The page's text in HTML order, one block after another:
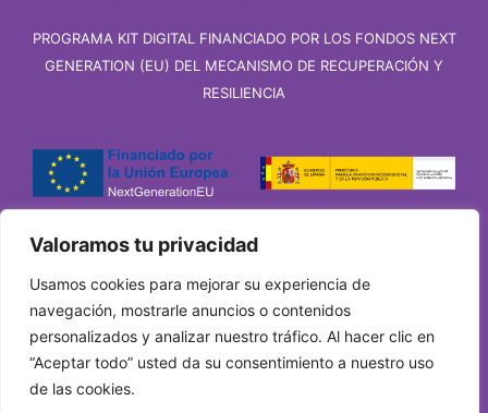
Valoramos tu privacidad
Usamos cookies para mejorar su experiencia de
navegación, mostrarle anuncios o contenidos
personalizados y analizar nuestro tráfico. Al hacer clic en
“Aceptar todo” usted da su consentimiento a nuestro uso
de las cookies.
PROGRAMA KIT DIGITAL FINANCIADO POR LOS FONDOS NEXT
GENERATION (EU) DEL MECANISMO DE RECUPERACIÓN Y
RESILIENCIA